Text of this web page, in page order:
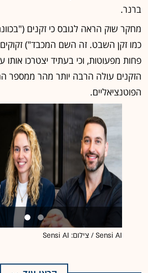
ברנר.
מחקר שוק הראה לגובס כי זקנים
כמו זקן השבט. זה השם המכבד")
פחות מפעוטות, וכי בעתיד יצטרכו אותו
הזקנים עולה הרבה יותר מהר ממספר
הפוטנציאליים.
Sensi AI / צילום: Sensi AI